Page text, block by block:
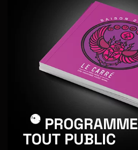
PROGRAMME
TOUT PUBLIC